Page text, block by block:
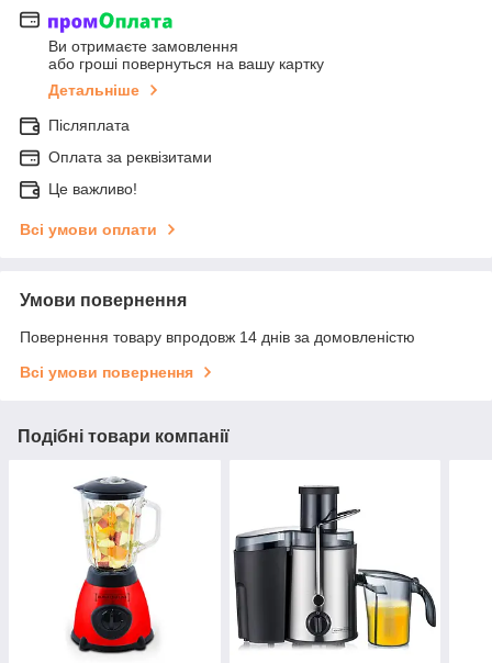
Ви отримаєте замовлення
або гроші повернуться на вашу картку
Детальніше
Післяплата
Оплата за реквізитами
Це важливо!
Всі умови оплати
Умови повернення
Повернення товару впродовж 14 днів за домовленістю
Всі умови повернення
Подібні товари компанії